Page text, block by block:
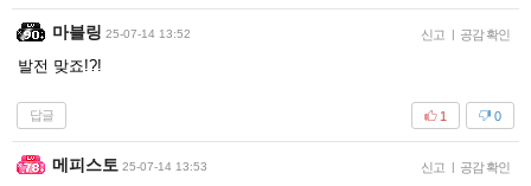
마블링 25-07-14 13:52 신고 | 공감 확인
발전 맞죠!?!
답글 0
1
메피스토 25-07-14 13:53 신고 | 공감 확인